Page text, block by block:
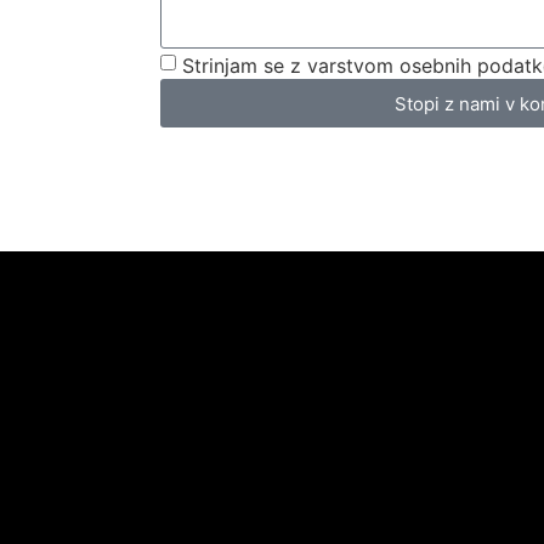
Strinjam se z varstvom osebnih
Stopi z nami v